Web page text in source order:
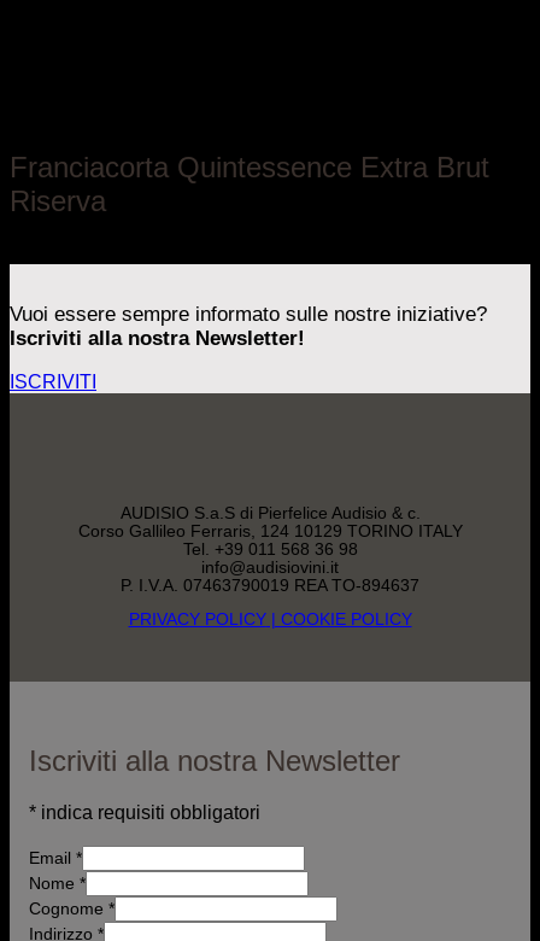
Franciacorta Quintessence Extra Brut
Riserva
Vuoi essere sempre informato sulle nostre iniziative?
Iscriviti alla nostra Newsletter!
ISCRIVITI
AUDISIO S.a.S di Pierfelice Audisio & c.
Corso Gallileo Ferraris, 124 10129 TORINO ITALY
Tel. +39 011 568 36 98
info@audisiovini.it
P. I.V.A. 07463790019 REA TO-894637
PRIVACY POLICY| COOKIE POLICY
Iscriviti alla nostra Newsletter
* indica requisiti obbligatori
Email *
Nome *
Cognome *
Indirizzo *